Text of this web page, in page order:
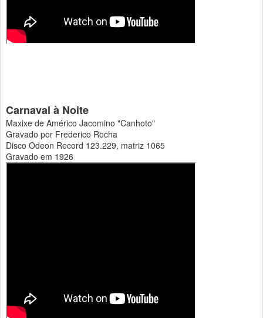
Carnaval à Noite
Maxixe de Américo Jacomino "Canhoto"
Gravado por Frederico Rocha
Disco Odeon Record 123.229, matriz 1065
Gravado em 1926